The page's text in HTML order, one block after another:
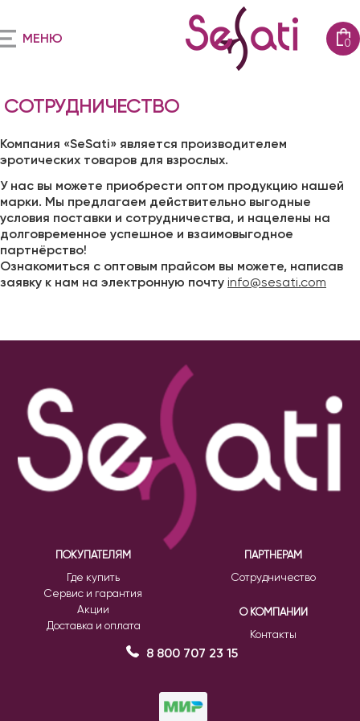
МЕНЮ 0
СОТРУДНИЧЕСТВО
Компания «SeSati» является производителем
эротических товаров для взрослых.
У нас вы можете приобрести оптом продукцию нашей
марки. Мы предлагаем действительно выгодные
условия поставки и сотрудничества, и нацелены на
долговременное успешное и взаимовыгодное
партнёрство!
Ознакомиться с оптовым прайсом вы можете, написав
заявку к нам на электронную почту info@sesati.com
ПОКУПАТЕЛЯМ
Где купить
Сервис и гарантия
Акции
Доставка и оплата
ПАРТНЕРАМ
Сотрудничество
О КОМПАНИИ
Контакты
8 800 707 23 15